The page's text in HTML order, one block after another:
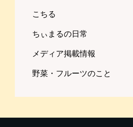
こちる
ちぃまるの日常
メディア掲載情報
野菜・フルーツのこと